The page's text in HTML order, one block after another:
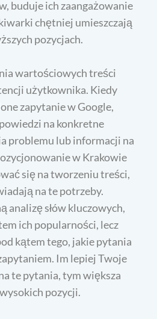
buduje ich zaangażowanie
chętniej umieszczają
pozycjach.
wartościowych treści
użytkownika. Kiedy
zapytanie w Google,
na konkretne
problemu lub informacji na
w Krakowie
się na tworzeniu treści,
na te potrzeby.
analizę słów kluczowych,
ich popularności, lecz
kątem tego, jakie pytania
Im lepiej Twoje
te pytania, tym większa
pozycji.